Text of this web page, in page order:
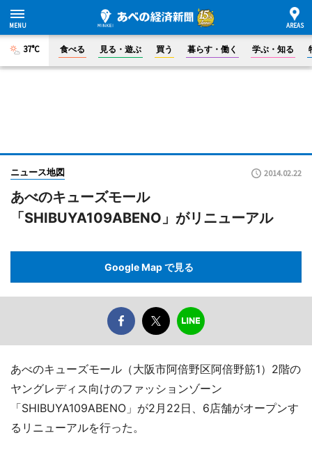
37°C 食べる 見る・遊ぶ 買う 暮らす・働く 学ぶ・知る
ニュース地図 2014.02.22
あべのキューズモール
「SHIBUYA109ABENO」がリニューアル
Google Map で見る
あべのキューズモール（大阪市阿倍野区阿倍野筋1）2階の
ヤングレディス向けのファッションゾーン
「SHIBUYA109ABENO」が2月22日、6店舗がオープンす
るリニューアルを行った。